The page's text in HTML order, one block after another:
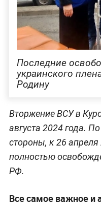
Последние
украинского
Родину
Вторжение ВСУ в
августа 2024 года.
стороны, к 26
полностью
РФ.
Все самое важное и